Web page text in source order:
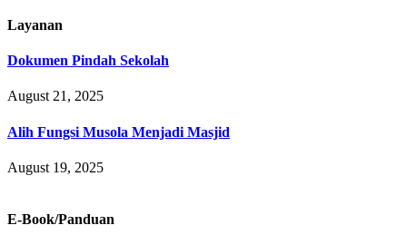
Layanan
Dokumen Pindah Sekolah
August 21, 2025
Alih Fungsi Musola Menjadi Masjid
August 19, 2025
E-Book/Panduan